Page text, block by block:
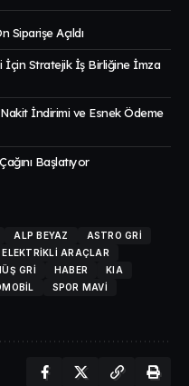
Açıldı
İçin Stratejik İş Birliğine İmza
İndirimi ve Esnek Ödeme
Başlatıyor
ALP BEYAZ
ASTRO GRI
ELEKTRIKLI ARAÇLAR
GRI HABER
KIA
SPOR MAVI